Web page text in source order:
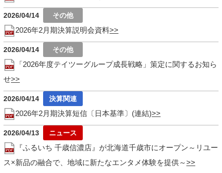
2026/04/14
2026年2月期決算説明会資料
2026/04/14
「2026年度テイツーグループ成長戦略」策定に関するお知ら
せ
2026/04/14
2026年2月期決算短信〔日本基準〕(連結)
2026/04/13
『ふるいち 千歳信濃店』が北海道千歳市にオープン～リユー
ス×新品の融合で、地域に新たなエンタメ体験を提供～